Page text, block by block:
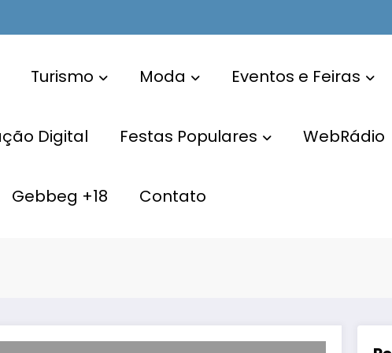
Turismo Moda Eventos e Feiras
Digital Festas Populares WebRádio
Gebbeg +18 Contato